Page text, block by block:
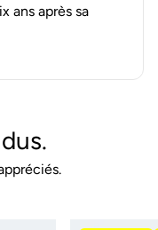
ans après sa